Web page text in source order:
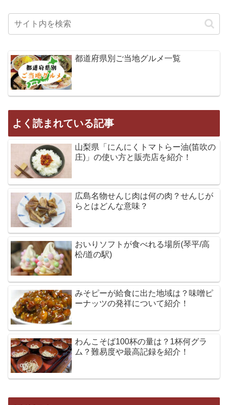
都道府県別ご当地グルメ一覧
よく読まれている記事
山梨県「にんにくトマトらー油(笛吹の
庄)」の使い方と販売店を紹介！
広島名物せんじ肉は何の肉？せんじが
らとはどんな意味？
おいりソフトが食べれる場所(琴平/高
松/道の駅)
みそピーが給食に出た地域は？味噌ピ
ーナッツの発祥について紹介！
わんこそば100杯の量は？1杯何グラ
ム？難易度や最高記録を紹介！